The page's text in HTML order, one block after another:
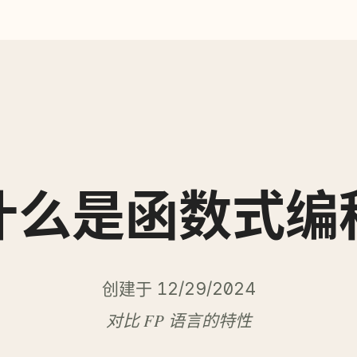
么是函数式编
创建于 12/29/2024
对比 FP 语言的特性